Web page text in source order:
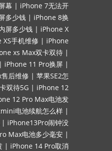
幕 | iPhone 7无法开
多少钱 | iPhone 8换
屏多少钱 | iPhone X
XS手机维修 | iPhone
xs Max双卡双待 |
| iPhone 11 Pro换屏 |
后维修 | 苹果SE2怎
双待5G | iPhone 12
12 Pro Max电池发
电池续航怎么样 |
| iPhone13Pro闹钟没
Max电池多少毫安 |
| iPhone 14 Pro取消